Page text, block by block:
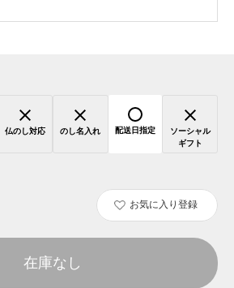
仏のし対応 のし名入れ 配送日指定
ソーシャル
ギフト
お気に入り登録
在庫なし